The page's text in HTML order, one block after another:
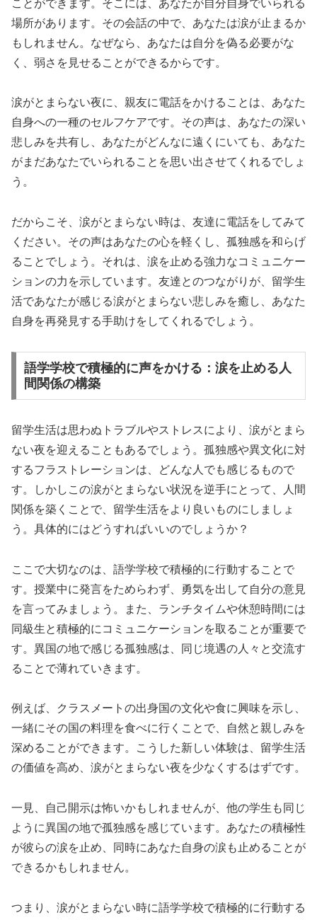
ことができます。そこには、あなたが自分自身でいられる
場所があります。その会話の中で、あなたは涙が止まるか
もしれません。なぜなら、あなたは自分を偽る必要がな
く、弱さを見せることができるからです。
涙がとまらない夜に、親友に電話をかけることは、あなた
自身への一種のセルフケアです。その声は、あなたの深い
悲しみを共有し、あなたがどんなに遠くにいても、あなた
がまだあなたでいられることを思い出させてくれるでしょ
う。
だからこそ、涙がとまらない時は、友達に電話をしてみて
ください。その声はあなたの心を軽くし、孤独感を和らげ
ることでしょう。それは、涙を止める強力なコミュニケー
ションの力を示しています。友達とのつながりが、留学生
活であなたが感じる涙がとまらない悲しみを癒し、あなた
自身を再発見する手助けをしてくれるでしょう。
語学学校で積極的に声をかける：涙を止める人
間関係の構築
留学生活は思わぬトラブルやストレスにより、涙がとまら
ない夜を迎えることもあるでしょう。孤独感や異文化に対
するフラストレーションは、どんな人でも感じるもので
す。しかしこの涙がとまらない状況を逆手にとって、人間
関係を築くことで、留学生活をより良いものにしましょ
う。具体的にはどうすればいいのでしょうか？
ここで大切なのは、語学学校で積極的に行動することで
す。授業中に発言をためらわず、勇気を出して自分の意見
を言ってみましょう。また、ランチタイムや休憩時間には
同級生と積極的にコミュニケーションを取ることが重要で
す。異国の地で感じる孤独感は、同じ境遇の人々と交流す
ることで薄れていきます。
例えば、クラスメートの出身国の文化や食に興味を示し、
一緒にその国の料理を食べに行くことで、自然と親しみを
深めることができます。こうした新しい体験は、留学生活
の価値を高め、涙がとまらない夜を少なくするはずです。
一見、自己開示は怖いかもしれませんが、他の学生も同じ
ように異国の地で孤独感を感じています。あなたの積極性
が彼らの涙を止め、同時にあなた自身の涙も止めることが
できるかもしれません。
つまり、涙がとまらない時に語学学校で積極的に行動する